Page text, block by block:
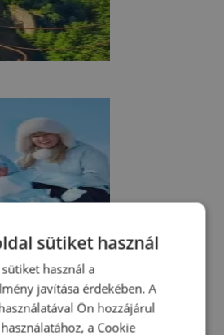
sütiket használ
használ a
javítása érdekében. A
Ön hozzájárul
a Cookie